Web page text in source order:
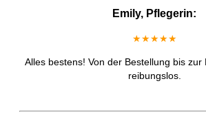
Emily, Pflegerin:
★★★★★
Alles bestens! Von der Bestellung bis zur
reibungslos.